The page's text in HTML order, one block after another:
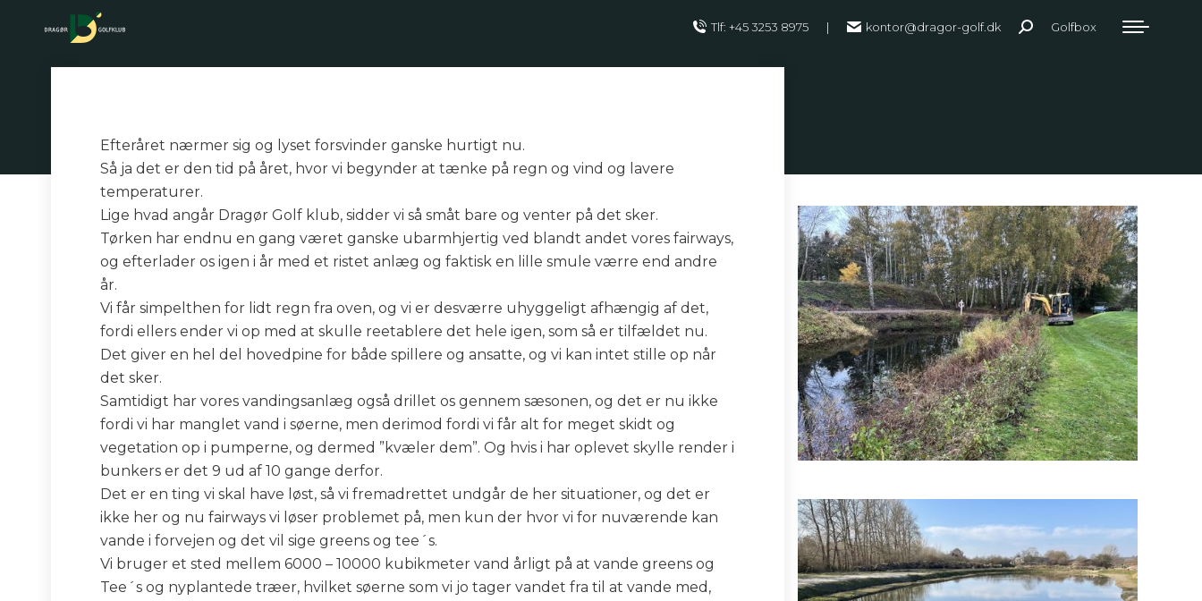
Tlf: +45 3253 8975 | kontor@dragor-golf.dk Search:Golfbox
Efteråret nærmer sig og lyset forsvinder ganske hurtigt nu.
Så ja det er den tid på året, hvor vi begynder at tænke på regn og vind og lavere
temperaturer.
Lige hvad angår Dragør Golf klub, sidder vi så småt bare og venter på det sker.
Tørken har endnu en gang været ganske ubarmhjertig ved blandt andet vores fairways,
og efterlader os igen i år med et ristet anlæg og faktisk en lille smule værre end andre
år.
Vi får simpelthen for lidt regn fra oven, og vi er desværre uhyggeligt afhængig af det,
fordi ellers ender vi op med at skulle reetablere det hele igen, som så er tilfældet nu.
Det giver en hel del hovedpine for både spillere og ansatte, og vi kan intet stille op når
det sker.
Samtidigt har vores vandingsanlæg også drillet os gennem sæsonen, og det er nu ikke
fordi vi har manglet vand i søerne, men derimod fordi vi får alt for meget skidt og
vegetation op i pumperne, og dermed ”kvæler dem”. Og hvis i har oplevet skylle render i
bunkers er det 9 ud af 10 gange derfor.
Det er en ting vi skal have løst, så vi fremadrettet undgår de her situationer, og det er
ikke her og nu fairways vi løser problemet på, men kun der hvor vi for nuværende kan
vande i forvejen og det vil sige greens og tee´s.
Vi bruger et sted mellem 6000 – 10000 kubikmeter vand årligt på at vande greens og
Tee´s og nyplantede træer, hvilket søerne som vi jo tager vandet fra til at vande med,